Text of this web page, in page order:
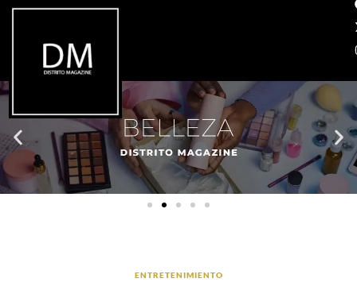
ENTRETENIMIENTO